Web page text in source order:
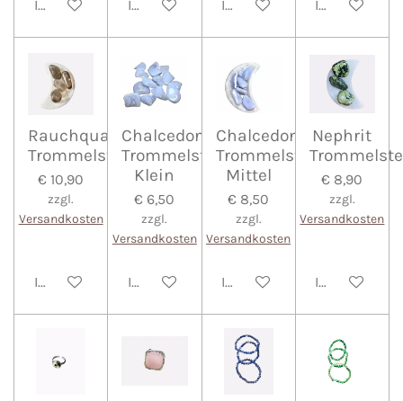
In den WarenkorbIn den WarenkorbIn den WarenkorbIn den
Rauchquarz
Trommelstein
€ 10,90
zzgl.
Versandkosten
In den Warenkorb
Chalcedon
Trommelstein
Klein
€ 6,50
zzgl.
Versandkosten
In den Warenkorb
Chalcedon
Trommelstein
Mittel
€ 8,50
zzgl.
Versandkosten
In den Warenkorb
Nephrit
€ 8,90
zzgl.
Versandkosten
In den